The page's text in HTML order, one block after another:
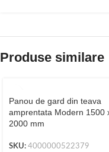
Produse similare
Panou de gard din teava
amprentata Modern 1500
2000 mm
SKU: 4000000522379